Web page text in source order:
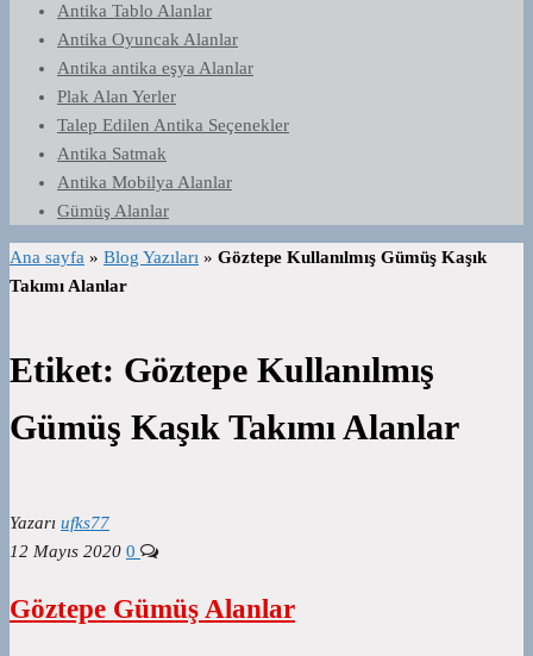
Antika Tablo Alanlar
Antika Oyuncak Alanlar
Antika antika eşya Alanlar
Plak Alan Yerler
Talep Edilen Antika Seçenekler
Antika Satmak
Antika Mobilya Alanlar
Gümüş Alanlar
Ana sayfa » Blog Yazıları » Göztepe Kullanılmış Gümüş Kaşık
Takımı Alanlar
Etiket: Göztepe Kullanılmış
Gümüş Kaşık Takımı Alanlar
Yazarı ufks77
12 Mayıs 2020 0
Göztepe Gümüş Alanlar